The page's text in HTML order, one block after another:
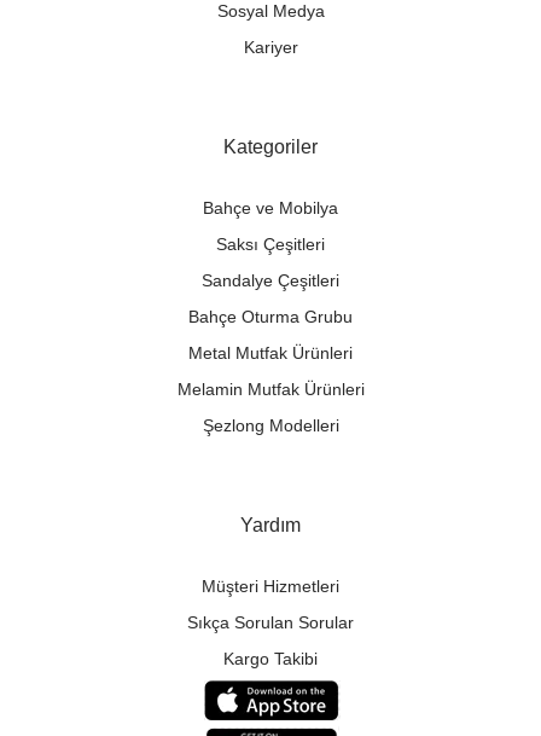
Sosyal Medya
Kariyer
Kategoriler
Bahçe ve Mobilya
Saksı Çeşitleri
Sandalye Çeşitleri
Bahçe Oturma Grubu
Metal Mutfak Ürünleri
Melamin Mutfak Ürünleri
Şezlong Modelleri
Yardım
Müşteri Hizmetleri
Sıkça Sorulan Sorular
Kargo Takibi